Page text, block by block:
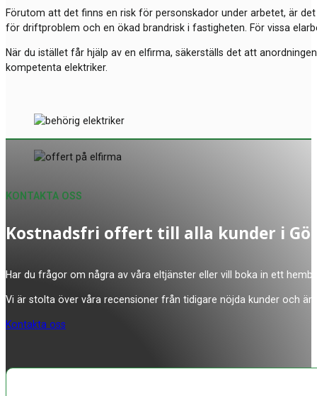
Förutom att det finns en risk för personskador under arbetet, är
för driftproblem och en ökad brandrisk i fastigheten. För vissa
När du istället får hjälp av en elfirma, säkerställs det att
kompetenta elektriker.
Kostnadsfri offert till alla kunder i
Har du frågor om några av våra eltjänster eller vill boka in ett
Vi är stolta över våra recensioner från tidigare nöjda kunder och
KONTAKTA OSS
Kontakta oss